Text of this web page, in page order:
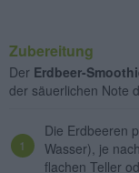
Zubereitung
Der Erdbeer-
der säuerlichen Note
Die Erdbeeren
Wasser), je
flachen Teller